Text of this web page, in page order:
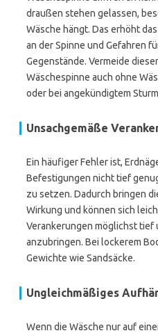
draußen stehen gelassen,
Wäsche hängt. Das erhöht
an der Spinne und Gefahren
Gegenstände. Vermeide
Wäschespinne auch ohne
oder bei angekündigtem
Unsachgemäße
Ein häufiger Fehler ist,
Befestigungen nicht tief
zu setzen. Dadurch bringen
Wirkung und können sich
Verankerungen möglichst tief
anzubringen. Bei lockerem
Gewichte wie Sandsäcke.
Ungleichmäßiges
Wenn die Wäsche nur auf